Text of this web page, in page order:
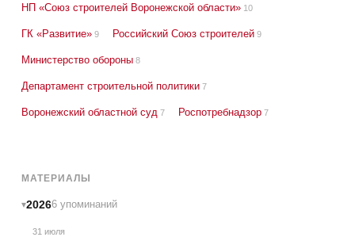
НП «Союз строителей Воронежской области» 10
ГК «Развитие» 9 Российский Союз строителей 9
Министерство обороны 8
Департамент строительной политики 7
Воронежский областной суд 7 Роспотребнадзор 7
МАТЕРИАЛЫ
20266 упоминаний
31 июля